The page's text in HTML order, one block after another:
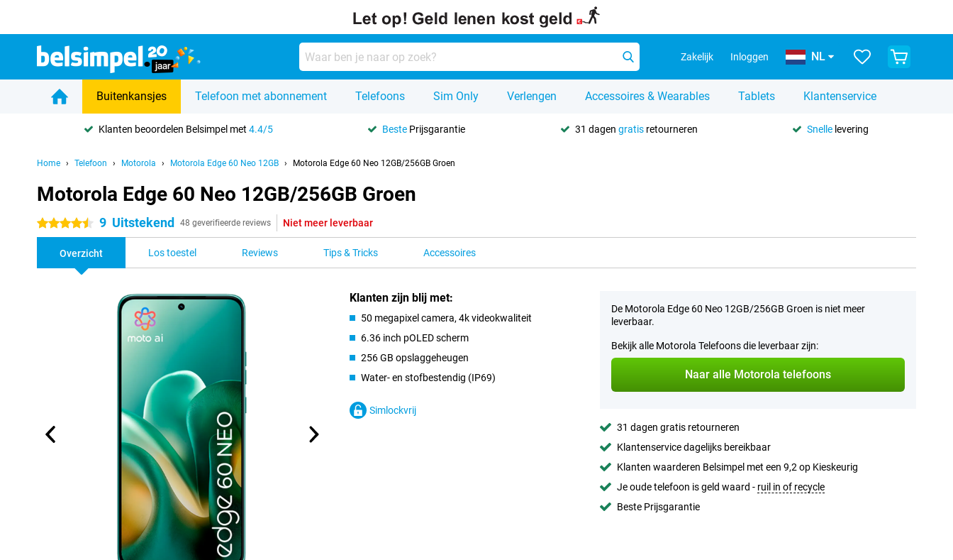
Zakelijk Inloggen NL
Buitenkansjes Telefoon met abonnement Telefoons Sim Only Verlengen Accessoires & Wearables Tablets Klantenservice
Klanten beoordelen Belsimpel met4.4/5 Beste Prijsgarantie 31 dagen gratisretourneren Snellelevering
Home Telefoon Motorola Motorola Edge 60 Neo 12GB Motorola Edge 60 Neo 12GB/256GB Groen
Motorola Edge 60 Neo 12GB/256GB Groen
4.5 sterren 9 Uitstekend 48 geverifieerde reviews Niet meer leverbaar
Overzicht Los toestel Reviews Tips & Tricks Accessoires
Klanten zijn blij met:
50 megapixel camera, 4k videokwaliteit
6.36 inch pOLED scherm
256 GB opslaggeheugen
Water- en stofbestendig (IP69)
Simlockvrij
De Motorola Edge 60 Neo 12GB/256GB Groen is niet meer
leverbaar.
Bekijk alle Motorola Telefoons die leverbaar zijn:
Naar alle Motorola telefoons
31 dagen gratis retourneren
Klantenservice dagelijks bereikbaar
Klanten waarderen Belsimpel met een 9,2 op Kieskeurig
Je oude telefoon is geld waard - ruil in of recycle
Beste Prijsgarantie